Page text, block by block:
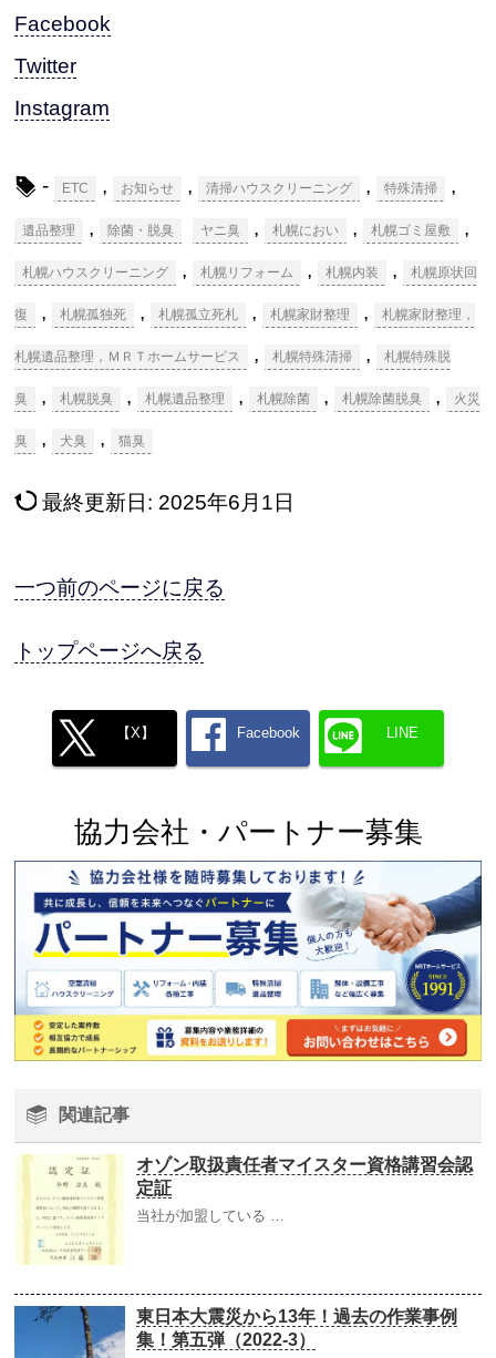
Facebook
Twitter
Instagram
- ETC , お知らせ , 清掃ハウスクリーニング , 特殊清掃 ,
遺品整理 , 除菌・脱臭 ヤニ臭 , 札幌におい , 札幌ゴミ屋敷 ,
札幌ハウスクリーニング , 札幌リフォーム , 札幌内装 , 札幌原状回
復 , 札幌孤独死 , 札幌孤立死札 , 札幌家財整理 , 札幌家財整理，
札幌遺品整理，ＭＲＴホームサービス , 札幌特殊清掃 , 札幌特殊脱
臭 , 札幌脱臭 , 札幌遺品整理 , 札幌除菌 , 札幌除菌脱臭 , 火災
臭 , 犬臭 , 猫臭
最終更新日: 2025年6月1日
一つ前のページに戻る
トップページへ戻る
【X】 Facebook LINE
協力会社・パートナー募集
関連記事
オゾン取扱責任者マイスター資格講習会認
定証
当社が加盟している …
東日本大震災から13年！過去の作業事例
集！第五弾（2022-3）